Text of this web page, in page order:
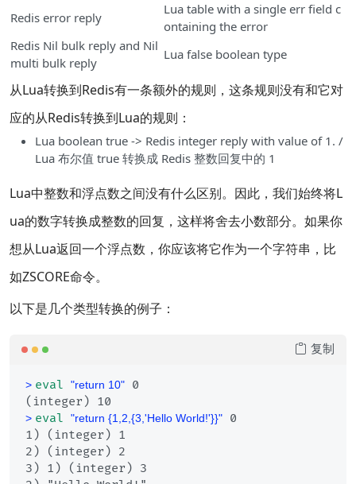
Redis error reply
Lua table with a single err field c
ontaining the error
Redis Nil bulk reply and Nil
multi bulk reply
Lua false boolean type
从Lua转换到Redis有一条额外的规则，这条规则没有和它对
应的从Redis转换到Lua的规则：
Lua boolean true -> Redis integer reply with value of 1. /
Lua 布尔值 true 转换成 Redis 整数回复中的 1
Lua中整数和浮点数之间没有什么区别。因此，我们始终将L
ua的数字转换成整数的回复，这样将舍去小数部分。如果你
想从Lua返回一个浮点数，你应该将它作为一个字符串，比
如ZSCORE命令。
以下是几个类型转换的例子：
> eval "return 10" 0
> eval "return {1,2,{3,'Hello World!'}}" 0
1) (integer) 1
2) (integer) 2
3) 1) (integer) 3
复制